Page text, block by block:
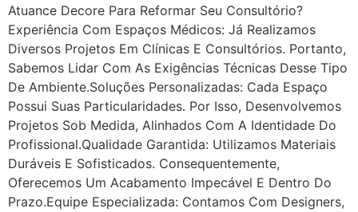
Atuance Decore Para Reformar Seu Consultório?
Experiência Com Espaços Médicos: Já Realizamos
Diversos Projetos Em Clínicas E Consultórios. Portanto,
Sabemos Lidar Com As Exigências Técnicas Desse Tipo
De Ambiente.Soluções Personalizadas: Cada Espaço
Possui Suas Particularidades. Por Isso, Desenvolvemos
Projetos Sob Medida, Alinhados Com A Identidade Do
Profissional.Qualidade Garantida: Utilizamos Materiais
Duráveis E Sofisticados. Consequentemente,
Oferecemos Um Acabamento Impecável E Dentro Do
Prazo.Equipe Especializada: Contamos Com Designers,